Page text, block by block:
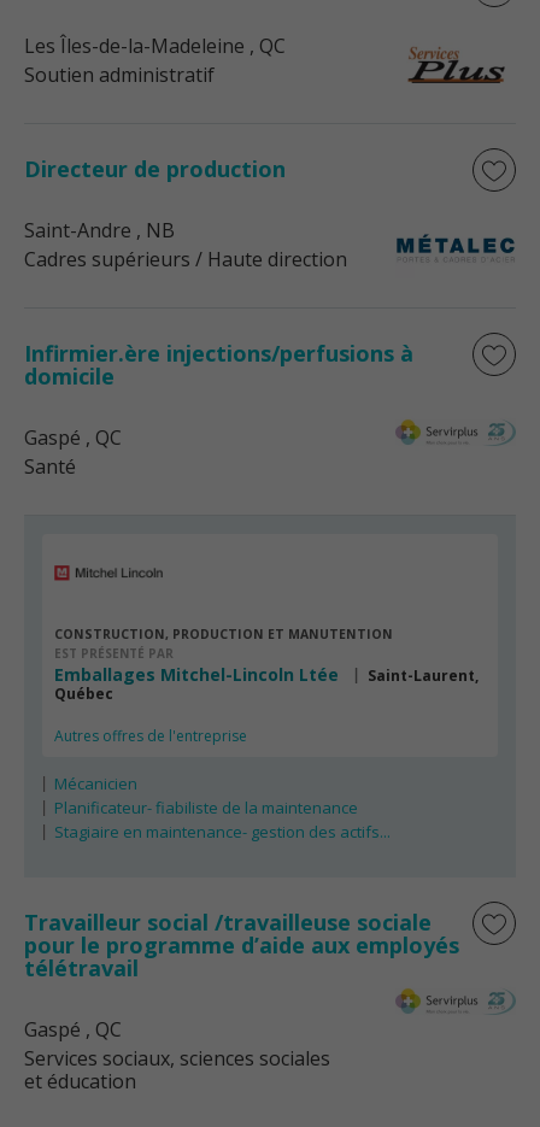
Les Îles-de-la-Madeleine , QC
Soutien administratif
Directeur de production
Saint-Andre , NB
Cadres supérieurs / Haute direction
Infirmier.ère injections/perfusions à
domicile
Gaspé , QC
Santé
CONSTRUCTION, PRODUCTION ET MANUTENTION
EST PRÉSENTÉ PAR
Emballages Mitchel-Lincoln Ltée
Saint-Laurent,
Québec
Autres offres de l'entreprise
Mécanicien
Planificateur- fiabiliste de la maintenance
Stagiaire en maintenance- gestion des actifs...
Travailleur social /travailleuse sociale
pour le programme d’aide aux employés
télétravail
Gaspé , QC
Services sociaux, sciences sociales
et éducation